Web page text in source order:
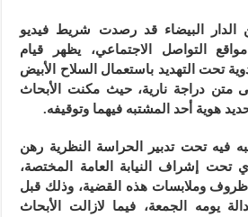
الدار البيضاء قد رصدت شريط فيديو
التواصل الاجتماعي، يظهر قيام
تحت التهديد باستعمال السلاح الأبيض
متن دراجة نارية، حيث مكنت الأبحاث
هوية أحد المشتبه فيهما وتوقيفه.
فيه تحت تدبير الحراسة النظرية رهن
تحت إشراف النيابة العامة المختصة،
وملابسات هذه القضية، وذلك قبل
يومه الجمعة، فيما لازالت الأبحاث